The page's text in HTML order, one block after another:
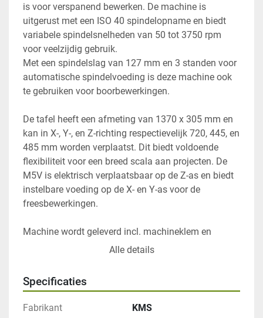
is voor verspanend bewerken. De machine is
uitgerust met een ISO 40 spindelopname en biedt
variabele spindelsnelheden van 50 tot 3750 rpm
voor veelzijdig gebruik.
Met een spindelslag van 127 mm en 3 standen voor
automatische spindelvoeding is deze machine ook
te gebruiken voor boorbewerkingen.
De tafel heeft een afmeting van 1370 x 305 mm en
kan in X-, Y-, en Z-richting respectievelijk 720, 445, en
485 mm worden verplaatst. Dit biedt voldoende
flexibiliteit voor een breed scala aan projecten. De
M5V is elektrisch verplaatsbaar op de Z-as en biedt
instelbare voeding op de X- en Y-as voor de
freesbewerkingen.
Machine wordt geleverd incl. machineklem en
opspanset voor het opspannen van de werkstukken
Met behulp van de Sino digitale uitlezing op 3 assen
Alle details
Specificaties
Fabrikant KMS